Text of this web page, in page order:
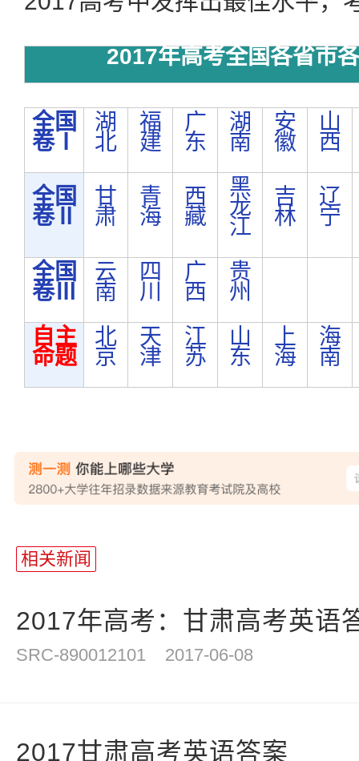
2017年高考全国各省市
全国
卷Ⅰ
湖
北
福
建
广
东
湖
南
安
徽
山
西
全国
卷Ⅱ
甘
肃
青
海
西
藏
黑
龙
江
吉
林
辽
宁
全国
卷Ⅲ
云
南
四
川
广
西
贵
州
自主
命题
北
京
天
津
江
苏
山
东
上
海
海
南
相关新闻
2017年高考：甘肃高考英语
SRC-890012101 2017-06-08
2017甘肃高考英语答案